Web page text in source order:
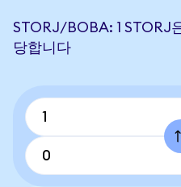
STORJ/BOBA: 1 STORJ
당합니다